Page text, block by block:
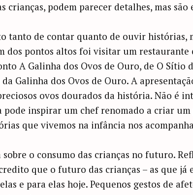
podem parecer detalhes, mas são
tanto de contar quanto de ouvir histórias,
dos pontos altos foi visitar um restaurante
A Galinha dos Ovos de Ouro, de O Sítio
Galinha dos Ovos de Ouro. A
ovos dourados da história. Não é
inspirar um chef renomado a criar
que vivemos na infância nos
o consumo das crianças no futuro.
que o futuro das crianças – as que já
e para elas hoje. Pequenos gestos de